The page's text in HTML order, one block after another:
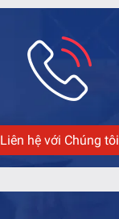
Liên hệ với Chúng tôi